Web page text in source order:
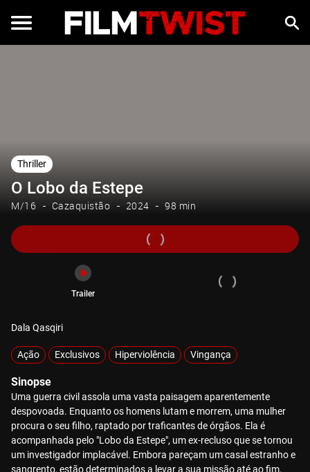
Thriller
O Lobo da Estepe
M/16 Cazaquistão 2024 98 min
Trailer
Dala Qasqiri
Ação Exclusivos Hiperviolência Vingança
Sinopse
Uma guerra civil assola uma vasta paisagem aparentemente
despovoada. Enquanto os homens lutam e morrem, uma mulher
procura o seu filho, raptado por traficantes de órgãos. Ela é
acompanhada pelo "Lobo da Estepe", um ex-recluso que se tornou
um investigador implacável. Embora pareçam um casal estranho e
sangrento, estão determinados a levar a sua missão até ao fim,